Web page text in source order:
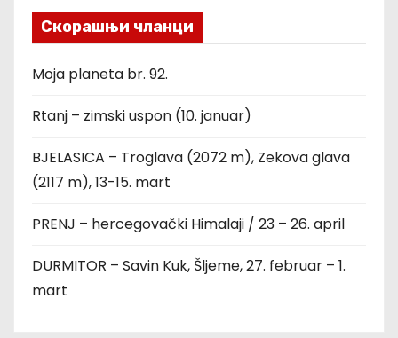
Скорашњи чланци
Moja planeta br. 92.
Rtanj – zimski uspon (10. januar)
BJELASICA – Troglava (2072 m), Zekova glava
(2117 m), 13-15. mart
PRENJ – hercegovački Himalaji / 23 – 26. april
DURMITOR – Savin Kuk, Šljeme, 27. februar – 1.
mart